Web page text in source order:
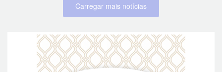
Carregar mais notícias